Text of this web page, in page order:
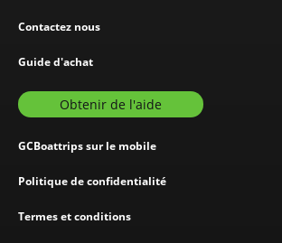
Contactez nous
Guide d'achat
Obtenir de l'aide
GCBoattrips sur le mobile
Politique de confidentialité
Termes et conditions